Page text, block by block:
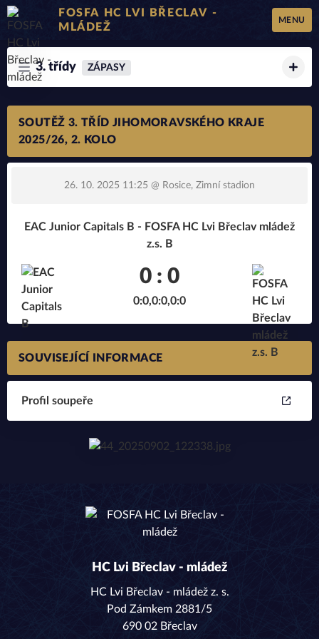
FOSFA HC LVI BŘECLAV -
MLÁDEŽ
MENU
3. třídy ZÁPASY
SOUTĚŽ 3. TŘÍD JIHOMORAVSKÉHO KRAJE
2025/26, 2. KOLO
26. 10. 2025 11:25 @ Rosice, Zimní stadion
EAC Junior Capitals B - FOSFA HC Lvi Břeclav mládež
z.s. B
0 : 0
0:0,0:0,0:0
SOUVISEJÍCÍ INFORMACE
Profil soupeře
HC Lvi Břeclav - mládež
HC Lvi Břeclav - mládež z. s.
Pod Zámkem 2881/5
690 02 Břeclav